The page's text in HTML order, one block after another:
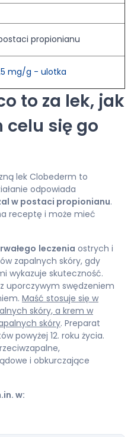
propionianu
mg/g - ulotka
to za lek, jak
celu się go
lek Clobederm to
odpowiada
w postaci propionianu.
receptę i może mieć
leczenia ostrych i
zapalnych skóry, gdy
wykazuje skuteczność.
uporczywym swędzeniem
Maść stosuje się w
skóry, a krem w
skóry. Preparat
powyżej 12. roku życia.
i obkurczające
w: